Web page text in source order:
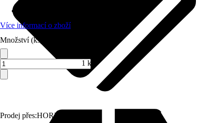
Prodej přes:HORNBACH
Více informací o zboží
Množství (ks)
1 ks